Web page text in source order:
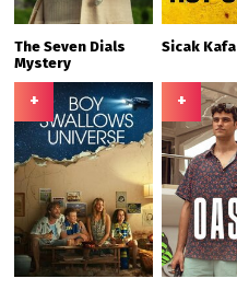
The Seven Dials
Mystery
Sicak Kafa
+ +